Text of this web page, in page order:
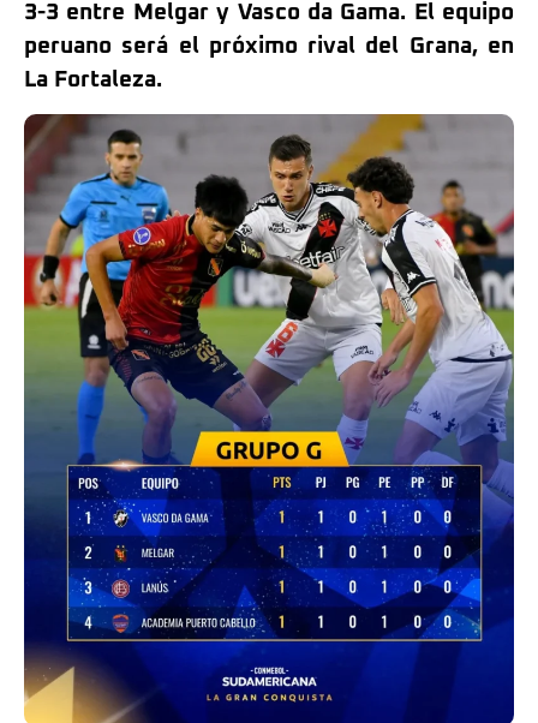
3-3 entre Melgar y Vasco da Gama. El equipo
peruano será el próximo rival del Grana, en
La Fortaleza.